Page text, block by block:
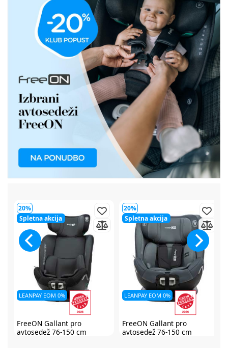
cm
Spletna akcija
LEANPAY EOM 0%
FreeON Gallant pro
avtosedež 76-150 cm
Spletna akcija
LEANPAY EOM 0%
FreeON Opal
150 cm